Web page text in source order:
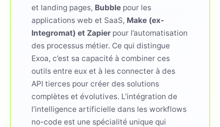
et landing pages, Bubble pour les
applications web et SaaS, Make (ex-
Integromat) et Zapier pour l’automatisation
des processus métier. Ce qui distingue
Exoa, c’est sa capacité à combiner ces
outils entre eux et à les connecter à des
API tierces pour créer des solutions
complètes et évolutives. L’intégration de
l’intelligence artificielle dans les workflows
no-code est une spécialité unique qui